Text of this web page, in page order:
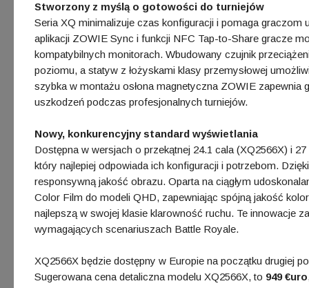
Stworzony z myślą o gotowości do turniejów
Seria XQ minimalizuje czas konfiguracji i pomaga
aplikacji ZOWIE Sync i funkcji NFC Tap-to-Share gracze
kompatybilnych monitorach. Wbudowany czujnik
poziomu, a statyw z łożyskami klasy przemysłowej
szybka w montażu osłona magnetyczna ZOWIE
uszkodzeń podczas profesjonalnych turniejów.
Nowy, konkurencyjny standard wyświetlania
Dostępna w wersjach o przekątnej 24.1 cala (XQ2566X) i
który najlepiej odpowiada ich konfiguracji i potrzebom.
responsywną jakość obrazu. Oparta na ciągłym
Color Film do modeli QHD, zapewniając spójną jakość
najlepszą w swojej klasie klarowność ruchu. Te innowacje
wymagających scenariuszach Battle Royale.
XQ2566X będzie dostępny w Europie na początku drugiej
Sugerowana cena detaliczna modelu XQ2566X, to 949 €uro